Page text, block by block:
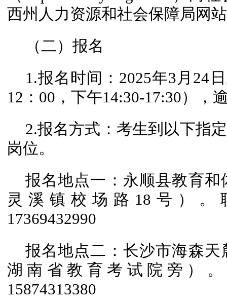
西州人力资源和社会保障局网
（二）报名
1.报名时间：2025年3月24
12：00，下午14:30-17:30），
2.报名方式：考生到以下指
岗位。
报名地点一：永顺县教育
灵溪镇校场路18号）。
17369432990
报名地点二：长沙市海森
湖南省教育考试院旁）。
15874313380